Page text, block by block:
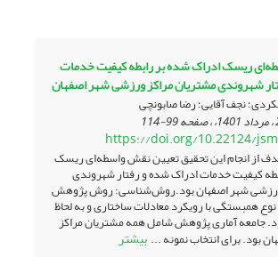
ریسک ادراک شده بر رابطه کیفیت خدمات
شهروندی مشتریان مراکز ورزشی شهر اصفهان
نجف آقایی؛ رضا صابونچی
99-114
https://doi.org/10.22124/
از انجام این تحقیق تعیین نقش واسطه­‌ای ریسک
کیفیت خدمات ادراک شده و رفتار شهروندی
ورزشی شهر اصفهان بود.روش‌شناسی: روش پژوهش
همبستگی با رویکرد معادلات ساختاری و به لحاظ
جامعه آماری پژوهش شامل همه مشتریان مراکز
بود. برای انتخاب نمونه ... بیشتر